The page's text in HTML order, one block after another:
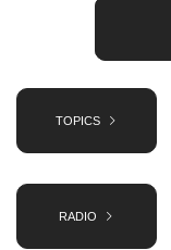
TOPICS
RADIO